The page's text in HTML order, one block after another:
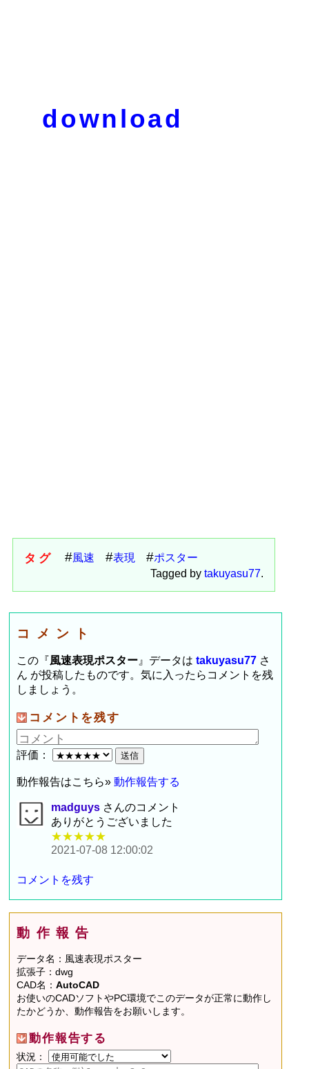
download
タグ 風速 表現
ポスター
Tagged by takuyasu77.
コメント
この『風速表現ポスター 』データはtakuyasu77 さ
ん が投稿したものです。気に入ったらコメントを残
しましょう。
コメントを残す
評価：
動作報告はこちら»動作報告する
madguys さんのコメント
ありがとうございました
★★★★★
2021-07-08 12:00:02
コメントを残す
動作報告
データ名：風速表現ポスター
拡張子：dwg
CAD名：AutoCAD
お使いのCADソフトやPC環境でこのデータが正常に動作し
たかどうか、動作報告をお願いします。
動作報告する
状況：